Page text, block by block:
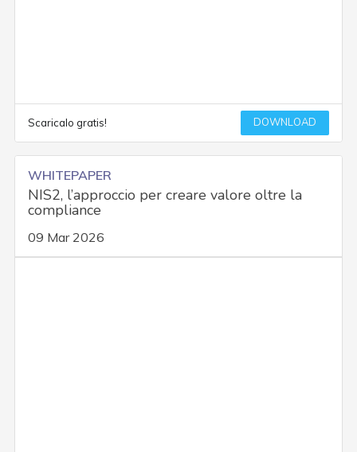
Scaricalo gratis! DOWNLOAD
WHITEPAPER
NIS2, l’approccio per creare valore oltre la
compliance
09 Mar 2026